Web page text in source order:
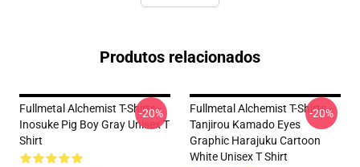
Produtos relacionados
Fullmetal Alchemist T-Shirts -
Inosuke Pig Boy Gray Unisex T
Shirt
-20%
Fullmetal Alchemist T-Shirts -
Tanjirou Kamado Eyes
Graphic Harajuku Cartoon
White Unisex T Shirt
-20%